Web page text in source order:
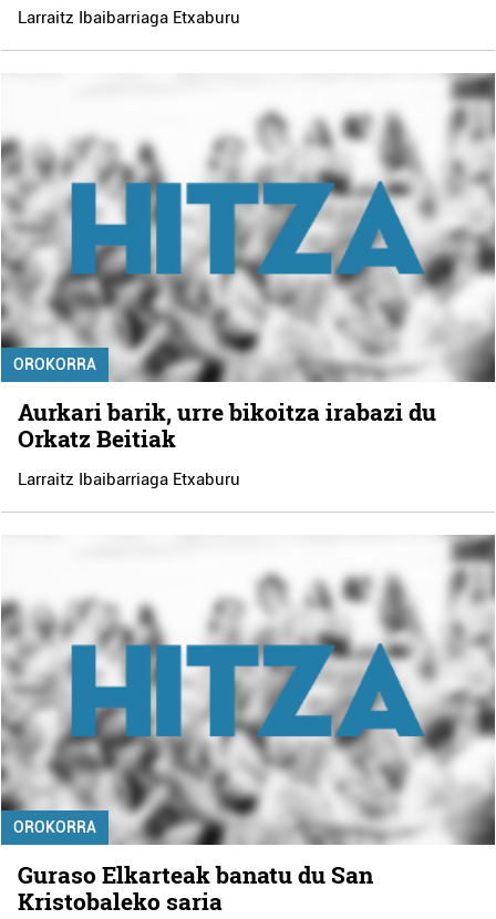
Larraitz Ibaibarriaga Etxaburu
OROKORRA
Aurkari barik, urre bikoitza irabazi du
Orkatz Beitiak
Larraitz Ibaibarriaga Etxaburu
OROKORRA
Guraso Elkarteak banatu du San
Kristobaleko saria